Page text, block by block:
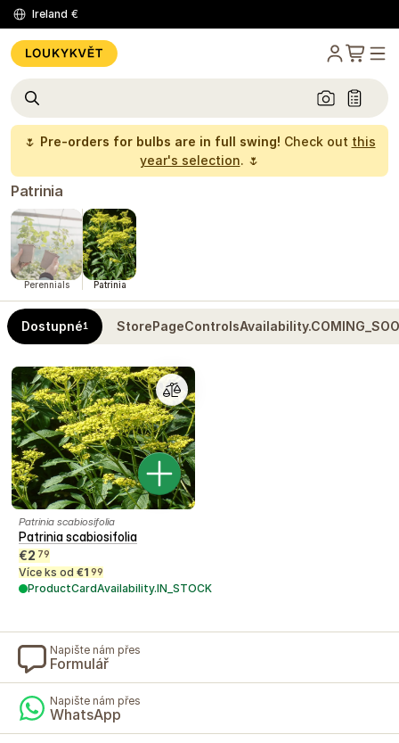
Ireland €
🌷 Pre-orders for bulbs are in full swing! Check out this
year's selection. 🌷
Patrinia
Perennials Patrinia
Dostupné1
Patrinia scabiosifolia
Patrinia scabiosifolia
€2 79
Více ks od €1 99
ProductCardAvailability.IN_STOCK
Napište nám přes
Formulář
Napište nám přes
WhatsApp